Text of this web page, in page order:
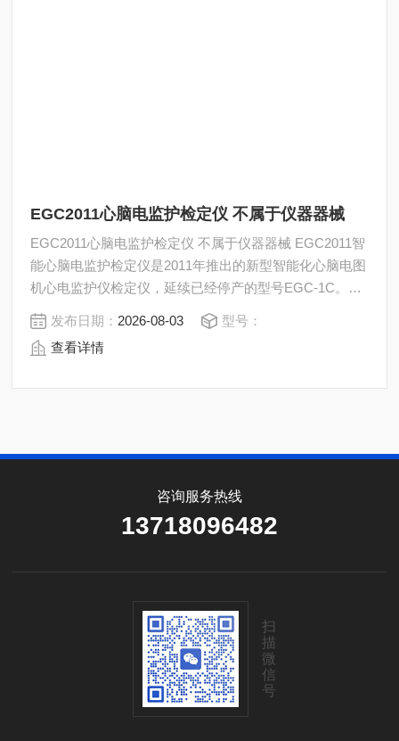
EGC2011心脑电监护检定仪 不属于仪器器械
EGC2011心脑电监护检定仪 不属于仪器器械 EGC2011智
能心脑电监护检定仪是2011年推出的新型智能化心脑电图
机心电监护仪检定仪，延续已经停产的型号EGC-1C。该
机采用LED背光4.3英寸高清晰真彩16：9液晶显示屏，菜
单显示全部汉化；键盘简洁、操作方便。
发布日期： 2026-08-03
型号：
查看详情
咨询服务热线
13718096482
扫
描
微
信
号